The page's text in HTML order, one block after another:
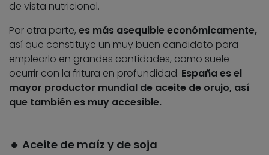
de vista nutricional.
Por otra parte, es más asequible económicamente,
así que constituye un muy buen candidato para
emplearlo en grandes cantidades, como suele
ocurrir con la fritura en profundidad. España es el
mayor productor mundial de aceite de orujo, así
que también es muy accesible.
🔸 Aceite de maíz y de soja